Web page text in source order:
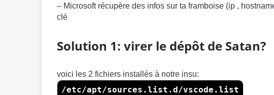
– Microsoft récupère des infos sur ta framboise (ip ,
clé
Solution 1: virer le dépôt de Satan?
voici les 2 fichiers installés à notre insu:
/etc/apt/sources.list.d/vscode.list